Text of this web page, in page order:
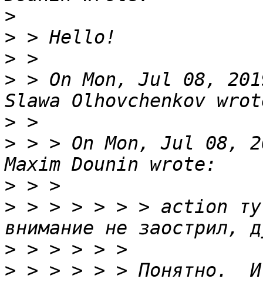
>
>
>
> > On Mon, Jul 08,
>
> > > On Mon, Jul 08,
>
> > > > > > > action
>
> > > > > > Понятно.  И